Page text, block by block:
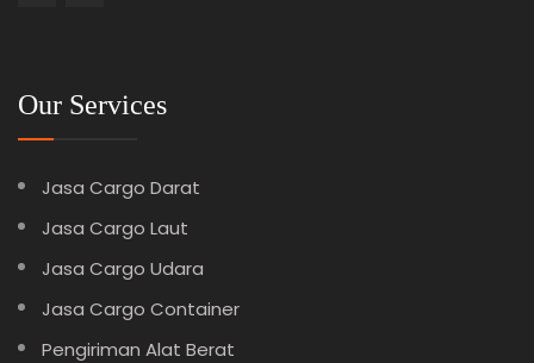
Our Services
Jasa Cargo Darat
Jasa Cargo Laut
Jasa Cargo Udara
Jasa Cargo Container
Pengiriman Alat Berat